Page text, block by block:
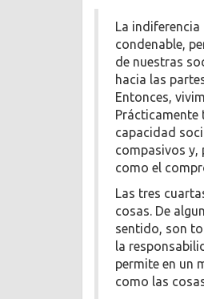
La
condenable,
de nuestras
hacia las
Entonces,
Prácticamente
capacidad
compasivos y,
como el
Las tres
cosas. De
sentido, son
la
permite en un
como las